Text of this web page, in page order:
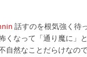
話すのを根気強く待
くなって「通り魔に」
自然なことだらけなの